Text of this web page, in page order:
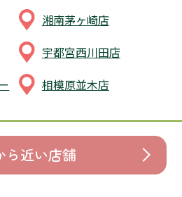
湘南茅ヶ崎店
宇都宮西川田店
相模原並木店
ら近い店舗